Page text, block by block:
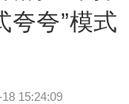
夸夸”模式
15:24:09